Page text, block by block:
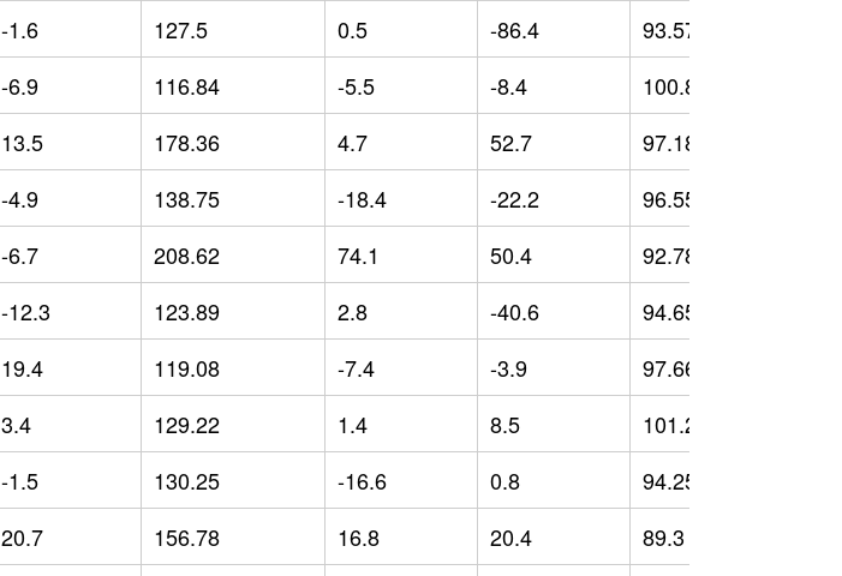
-1.6 127.5 0.5 -86.4 93.57
-6.9 116.84 -5.5 -8.4 100.88
13.5 178.36 4.7 52.7 97.18
-4.9 138.75 -18.4 -22.2 96.55
-6.7 208.62 74.1 50.4 92.78
-12.3 123.89 2.8 -40.6 94.65
19.4 119.08 -7.4 -3.9 97.66
3.4 129.22 1.4 8.5 101.23
-1.5 130.25 -16.6 0.8 94.25
20.7 156.78 16.8 20.4 89.3